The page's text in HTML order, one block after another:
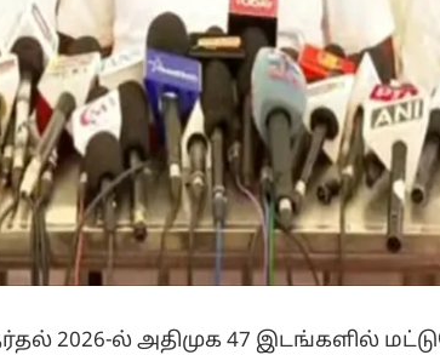
2026-ல் அதிமுக 47 இடங்களில்